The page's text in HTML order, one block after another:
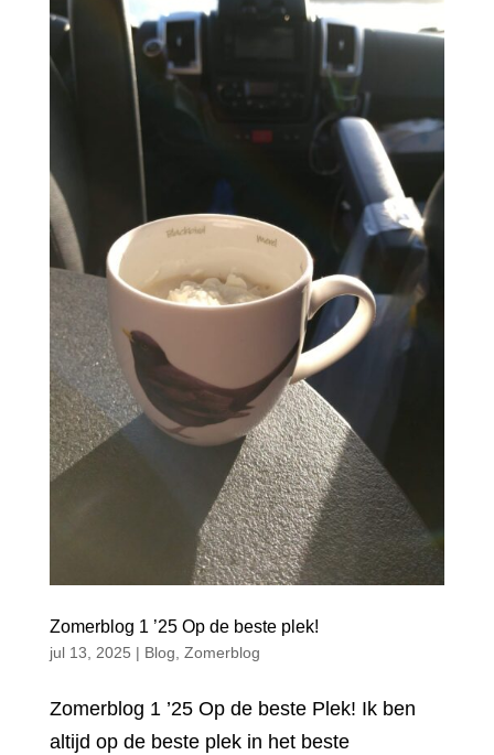
Zomerblog 1 ’25 Op de beste plek!
jul 13, 2025 | Blog, Zomerblog
Zomerblog 1 ’25 Op de beste Plek! Ik ben
altijd op de beste plek in het beste